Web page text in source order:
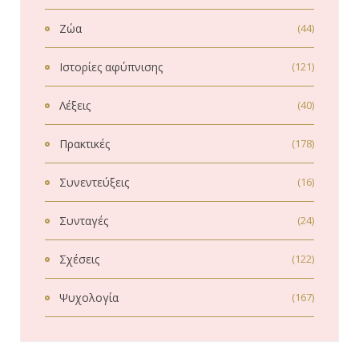
Ζώα (44)
Ιστορίες αφύπνισης (121)
Λέξεις (40)
Πρακτικές (178)
Συνεντεύξεις (16)
Συνταγές (24)
Σχέσεις (122)
Ψυχολογία (167)